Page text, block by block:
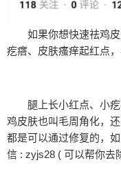
如果你想快速祛鸡
疙瘩、皮肤瘙痒起红点
腿上长小红点、小
鸡皮肤也叫毛周角化，
都是可以通过修复的，
信 : zyjs28 ( 可以帮你去